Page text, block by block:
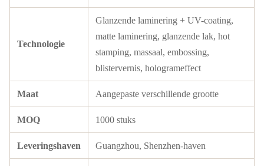
Technologie
Glanzende laminering + UV-coating,
matte laminering, glanzende lak, hot
stamping, massaal, embossing,
blistervernis, hologrameffect
Maat Aangepaste verschillende grootte
MOQ 1000 stuks
Leveringshaven Guangzhou, Shenzhen-haven